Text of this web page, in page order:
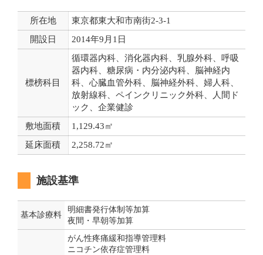
所在地
東京都東大和市南街2-3-1
開設日
2014年9月1日
標榜科目
循環器内科、消化器内科、乳腺外科、呼吸
器内科、糖尿病・内分泌内科、脳神経内
科、心臓血管外科、脳神経外科、婦人科、
放射線科、ペインクリニック外科、人間ド
ック、企業健診
敷地面積
1,129.43㎡
延床面積
2,258.72㎡
施設基準
基本診療料
明細書発行体制等加算
夜間・早朝等加算
がん性疼痛緩和指導管理料
ニコチン依存症管理料